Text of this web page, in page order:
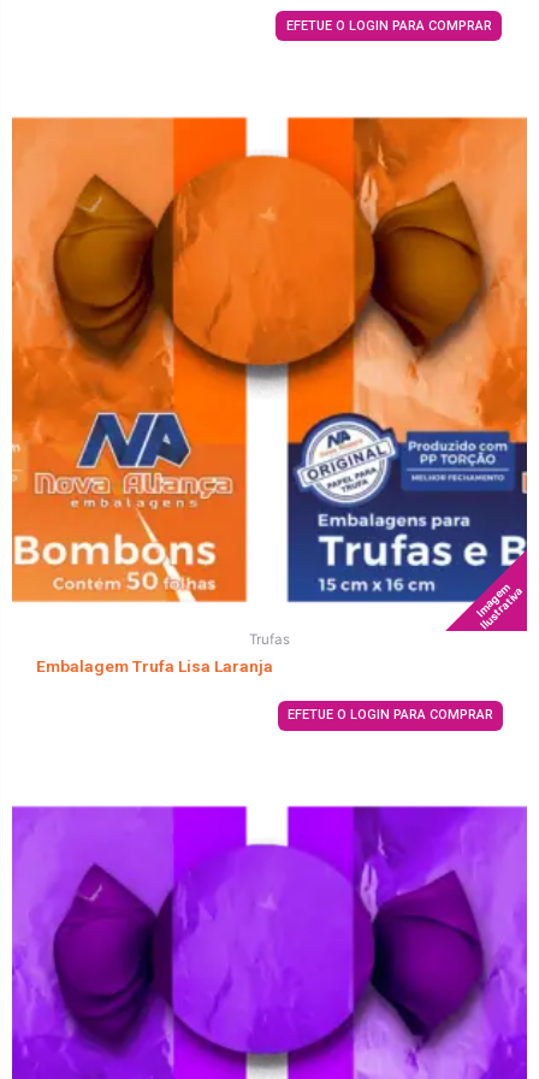
EFETUE O LOGIN PARA COMPRAR
Imagem
Ilustrativa
Trufas
Embalagem Trufa Lisa Laranja
EFETUE O LOGIN PARA COMPRAR